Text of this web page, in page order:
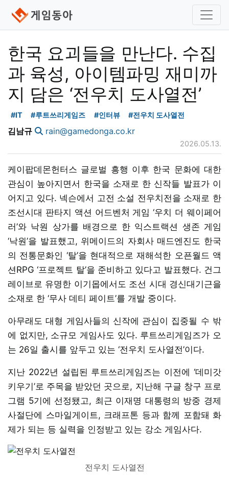
한국 요괴들을 만난다. 수집
과 육성, 아이템파밍 재미까
지 담은 ‘전우치 도사열전’
#IT #루트쓰리게임즈 #인터뷰 #전우치 도사열전
김남규 rain@gamedonga.co.kr
2026.05.13.
케이팝데몬헌터스 글로벌 흥행 이후 한국 문화에 대한
관심이 높아지면서 한국을 소재로 한 신작들 발표가 이
어지고 있다. 넥슨에서 고전 소설 전우치전을 소재로 한
조선시대 판타지 액션 어드벤처 게임 ‘우치 더 웨이페어
러’와 낙원 상가를 배경으로 한 익스트랙션 생존 게임
‘낙원’을 발표했고, 위메이드의 자회사 매드엔진도 한국
의 전통문화인 ‘탈’을 현대적으로 재해석한 오픈월드 액
션RPG ‘프로젝트 탈’을 준비하고 있다고 발표했다. 건그
레이브로 유명한 이기몹에서도 조선 시대 경신대기근을
소재로 한 ‘무사 데티 페이트’를 개발 중이다.
아무래도 대형 게임사들의 신작에 관심이 집중될 수 밖
에 없지만, 소규모 게임사도 있다. 루트쓰리게임즈가 오
는 26일 출시를 앞두고 있는 ‘전우치 도사열전’이다.
지난 2022년 설립된 루트쓰리게임즈는 이전에 ‘데미갓
키우기’로 주목을 받았던 곳으로, 지난해 구글 창구 프로
그램 5기에 선정됐고, 최근 이재명 대통령의 방중 경제
사절단에 스마일게이트, 크래프톤 등과 함께 포함돼 화
제가 되는 등 실력을 인정받고 있는 강소 게임사다.
전우치 도사열전